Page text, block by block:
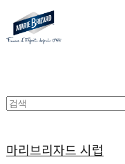
마리브리자드 시럽